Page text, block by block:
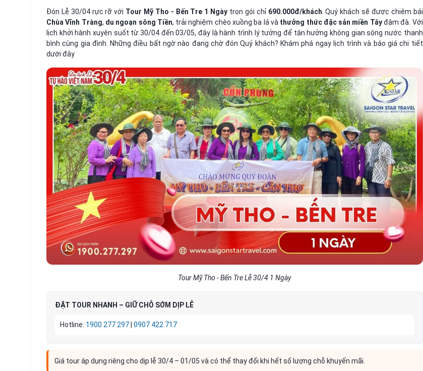
Đón Lễ 30/04 rực rỡ với Tour Mỹ Tho - Bến Tre 1 Ngày trọn gói chỉ 690.000đ/khách. Quý khách sẽ được chiêm bái
Chùa Vĩnh Tràng, du ngoạn sông Tiền, trải nghiệm chèo xuồng ba lá và thưởng thức đặc sản miền Tâyđậm đà. Với
lịch khởi hành xuyên suốt từ 30/04 đến 03/05, đây là hành trình lý tưởng để tận hưởng không gian sông nước thanh
bình cùng gia đình. Những điều bất ngờ nào đang chờ đón Quý khách? Khám phá ngay lịch trình và báo giá chi tiết
dưới đây
Tour Mỹ Tho - Bến Tre Lễ 30/4 1 Ngày
ĐẶT TOUR NHANH – GIỮ CHỖ SỚM DỊP LỄ
Hotline: 1900 277 297 0907 422 717
Giá tour áp dụng riêng cho dịp lễ 30/4 – 01/05 và có thể thay đổi khi hết số lượng chỗ khuyến mãi.